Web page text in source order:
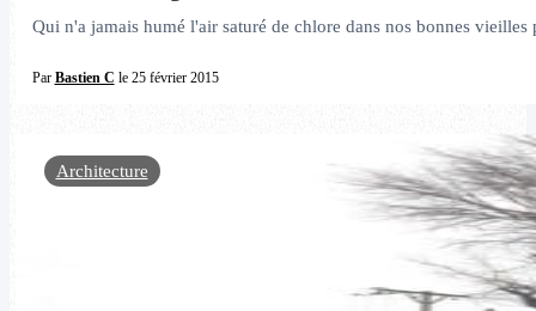
Qui n'a jamais humé l'air saturé de chlore dans nos bonnes
Par Bastien C le 25 février 2015
Architecture